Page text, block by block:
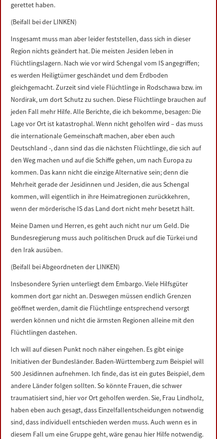
gerettet haben.
(Beifall bei der LINKEN)
Insgesamt muss man aber leider feststellen, dass sich in dieser
Region nichts geändert hat. Die meisten Jesiden leben in
Flüchtlingslagern. Nach wie vor wird Schengal vom IS angegriffen;
es werden Heiligtümer geschändet und dem Erdboden
gleichgemacht. Zurzeit sind viele Flüchtlinge in Rodschawa bzw. im
Nordirak, um dort Schutz zu suchen. Diese Flüchtlinge brauchen auf
jeden Fall mehr Hilfe. Alle Berichte, die ich bekomme, besagen: Die
Lage vor Ort ist katastrophal. Wenn nicht geholfen wird – das muss
die internationale Gemeinschaft machen, aber eben auch
Deutschland -, dann sind das die nächsten Flüchtlinge, die sich auf
den Weg machen und auf die Schiffe gehen, um nach Europa zu
kommen. Das kann nicht die einzige Alternative sein; denn die
Mehrheit gerade der Jesidinnen und Jesiden, die aus Schengal
kommen, will eigentlich in ihre Heimatregionen zurückkehren,
wenn der mörderische IS das Land dort nicht mehr besetzt hält.
Meine Damen und Herren, es geht auch nicht nur um Geld. Die
Bundesregierung muss auch politischen Druck auf die Türkei und
den Irak ausüben.
(Beifall bei Abgeordneten der LINKEN)
Insbesondere Syrien unterliegt dem Embargo. Viele Hilfsgüter
kommen dort gar nicht an. Deswegen müssen endlich Grenzen
geöffnet werden, damit die Flüchtlinge entsprechend versorgt
werden können und nicht die ärmsten Regionen alleine mit den
Flüchtlingen dastehen.
Ich will auf diesen Punkt noch näher eingehen. Es gibt einige
Initiativen der Bundesländer. Baden-Württemberg zum Beispiel will
500 Jesidinnen aufnehmen. Ich finde, das ist ein gutes Beispiel, dem
andere Länder folgen sollten. So könnte Frauen, die schwer
traumatisiert sind, hier vor Ort geholfen werden. Sie, Frau Lindholz,
haben eben auch gesagt, dass Einzelfallentscheidungen notwendig
sind, dass individuell entschieden werden muss. Auch wenn es in
diesem Fall um eine Gruppe geht, wäre genau hier Hilfe notwendig.